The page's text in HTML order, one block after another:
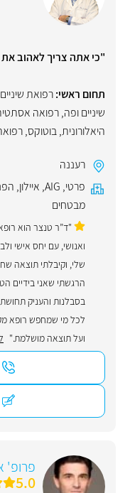
"כי אתה צריך לאהוב את
תחום ראשי:רפואת שיניים
שיניים ופה,רפואה
היאלורונית,בוטוקס,
רעננה
פרטי,
AIG
, איילון,
מבטחים
"ד”ר טנצר הוא
ואנושי, עם יחס אישי
שלי, וקיבלתי תוצאה
הרגשתי שאני בידיים
בסבלנות והעניק
לכל מי שמחפש רופא
ועל תוצאה מושלמת."
פרופ'
5.0